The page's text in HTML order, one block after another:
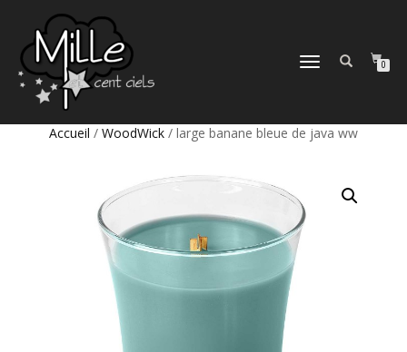
DÉPLIER
0
Accueil / WoodWick / large banane bleue de java ww